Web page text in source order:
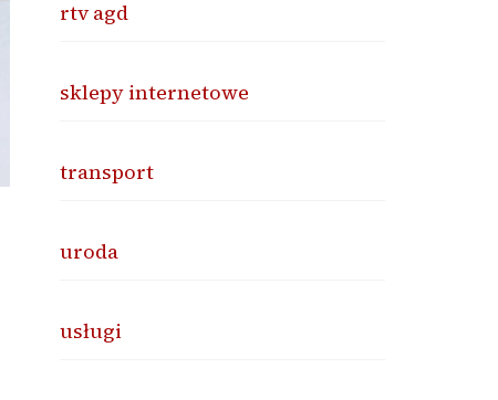
rtv agd
sklepy internetowe
transport
uroda
usługi